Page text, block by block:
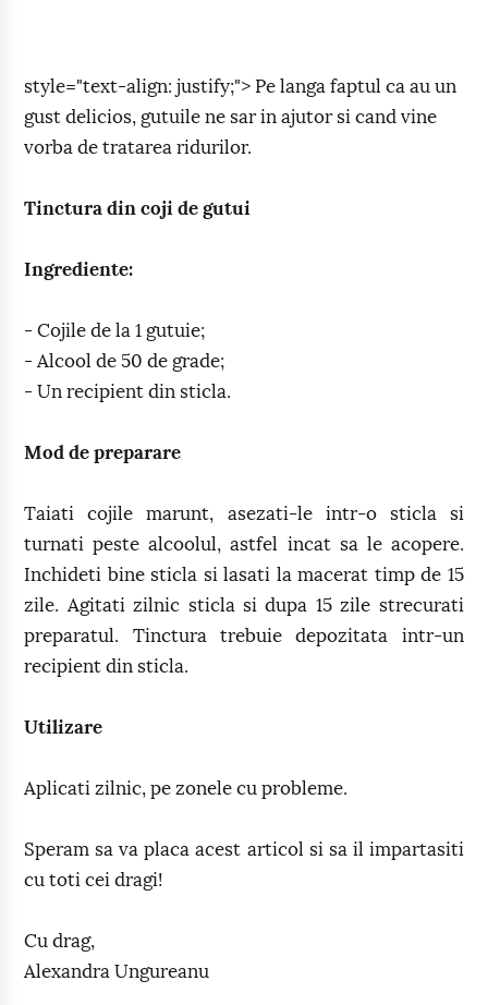
style="text-align: justify;"> Pe langa faptul ca au un
gust delicios, gutuile ne sar in ajutor si cand vine
vorba de tratarea ridurilor.
Tinctura din coji de gutui
Ingrediente:
- Cojile de la 1 gutuie;
- Alcool de 50 de grade;
- Un recipient din sticla.
Mod de preparare
Taiati cojile marunt, asezati-le intr-o sticla si
turnati peste alcoolul, astfel incat sa le acopere.
Inchideti bine sticla si lasati la macerat timp de 15
zile. Agitati zilnic sticla si dupa 15 zile strecurati
preparatul. Tinctura trebuie depozitata intr-un
recipient din sticla.
Utilizare
Aplicati zilnic, pe zonele cu probleme.
Speram sa va placa acest articol si sa il impartasiti
cu toti cei dragi!
Cu drag,
Alexandra Ungureanu